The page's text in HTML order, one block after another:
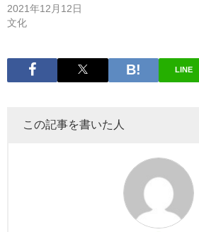
2021年12月12日
文化
LINE
この記事を書いた人